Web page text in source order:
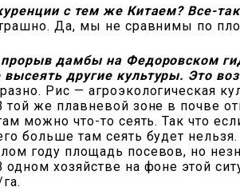
с тем же Китаем? Все-
Да, мы не сравнимы по
прорыв дамбы на Федоровском
высеять другие культуры. Это
Рис — агроэкологическая
той же плавневой зоне в почве
можно что-то сеять. Так что
больше там сеять будет
году площадь посевов, но
одном хозяйстве на фоне этой